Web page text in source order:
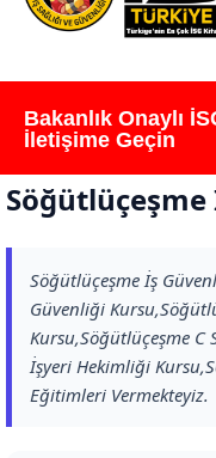
Bakanlık Onaylı
İletişime Geçin
Söğütlüçeşme İş
Güvenliği
Kursu,Söğütlüçeşme C
İşyeri Hekimliği
Eğitimleri Vermekteyiz.